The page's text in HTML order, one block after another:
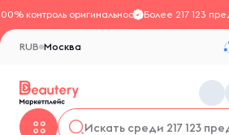
контроль оригинальностиБолее 217 123
Москва
RUB